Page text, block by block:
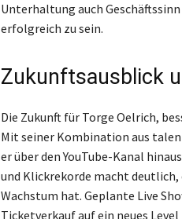
Unterhaltung auch
erfolgreich zu sein.
Zukunftsausblick
Die Zukunft für Torge Oelrich,
Mit seiner Kombination aus
er über den YouTube-Kanal
und Klickrekorde macht
Wachstum hat. Geplante Live
Ticketverkauf auf ein neues